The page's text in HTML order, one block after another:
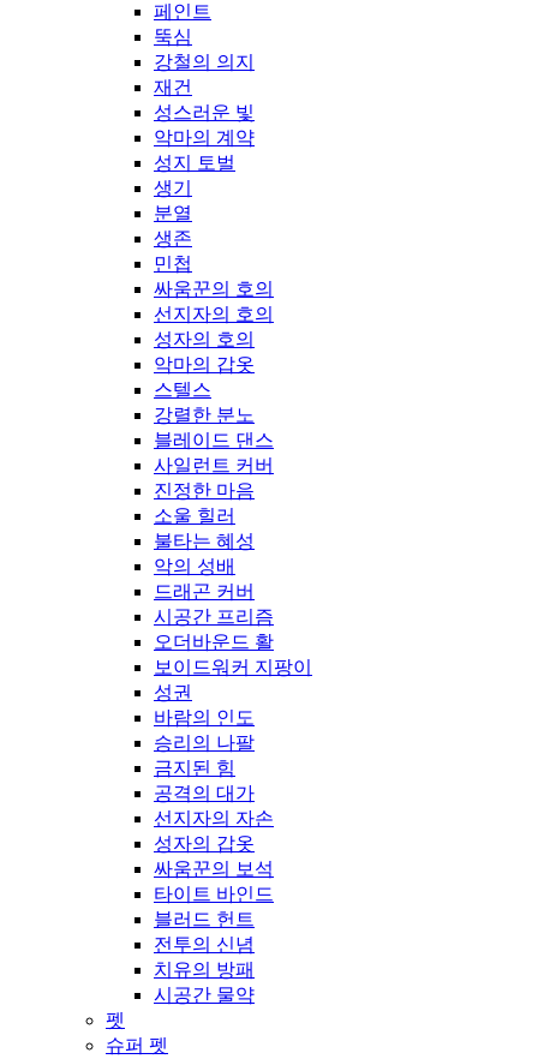
페인트
뚝심
강철의 의지
재건
성스러운 빛
악마의 계약
성지 토벌
생기
분열
생존
민첩
싸움꾼의 호의
선지자의 호의
성자의 호의
악마의 갑옷
스텔스
강렬한 분노
블레이드 댄스
사일런트 커버
진정한 마음
소울 힐러
불타는 혜성
악의 성배
드래곤 커버
시공간 프리즘
오더바운드 활
보이드워커 지팡이
성권
바람의 인도
승리의 나팔
금지된 힘
공격의 대가
선지자의 자손
성자의 갑옷
싸움꾼의 보석
타이트 바인드
블러드 헌트
전투의 신념
치유의 방패
시공간 물약
펫
슈퍼 펫